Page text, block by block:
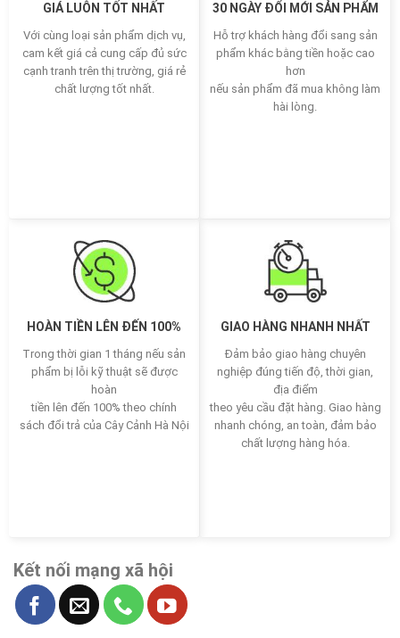
GIÁ LUÔN TỐT NHẤT
Với cùng loại sản phẩm dịch vụ,
cam kết giá cả cung cấp đủ sức
cạnh tranh trên thị trường, giá rẻ
chất lượng tốt nhất.
30 NGÀY ĐỔI MỚI SẢN PHẨM
Hỗ trợ khách hàng đổi sang sản
phẩm khác bằng tiền hoặc cao
hơn
nếu sản phẩm đã mua không làm
hài lòng.
HOÀN TIỀN LÊN ĐẾN 100%
Trong thời gian 1 tháng nếu sản
phẩm bị lỗi kỹ thuật sẽ được
hoàn
tiền lên đến 100% theo chính
sách đổi trả của Cây Cảnh Hà Nội
GIAO HÀNG NHANH NHẤT
Đảm bảo giao hàng chuyên
nghiệp đúng tiến độ, thời gian,
địa điểm
theo yêu cầu đặt hàng. Giao hàng
nhanh chóng, an toàn, đảm bảo
chất lượng hàng hóa.
Kết nối mạng xã hội